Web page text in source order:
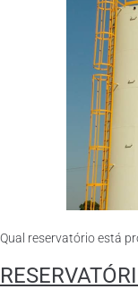
Qual reservatório está